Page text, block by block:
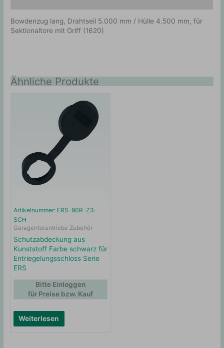
Bowdenzug lang, Drahtseil 5.000 mm / Hülle 4.500 mm, für
Sektionaltore mit Griff (1620)
Ähnliche Produkte
Artikelnummer: ERS-90R-Z3-
SCH
Garagentorantriebe Zubehör
Schutzabdeckung aus
Kunststoff Farbe schwarz für
Entriegelungsschloss Serie
ERS
Weiterlesen
Bitte Einloggen
für Preise bzw. Kauf